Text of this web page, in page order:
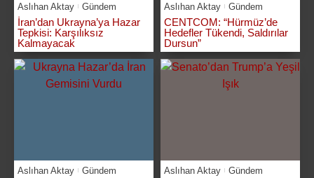
Aslıhan Aktay Gündem
İran’dan Ukrayna’ya Hazar
Tepkisi: Karşılıksız
Kalmayacak
Aslıhan Aktay Gündem
CENTCOM: “Hürmüz’de
Hedefler Tükendi, Saldırılar
Dursun”
Aslıhan Aktay Gündem Aslıhan Aktay Gündem